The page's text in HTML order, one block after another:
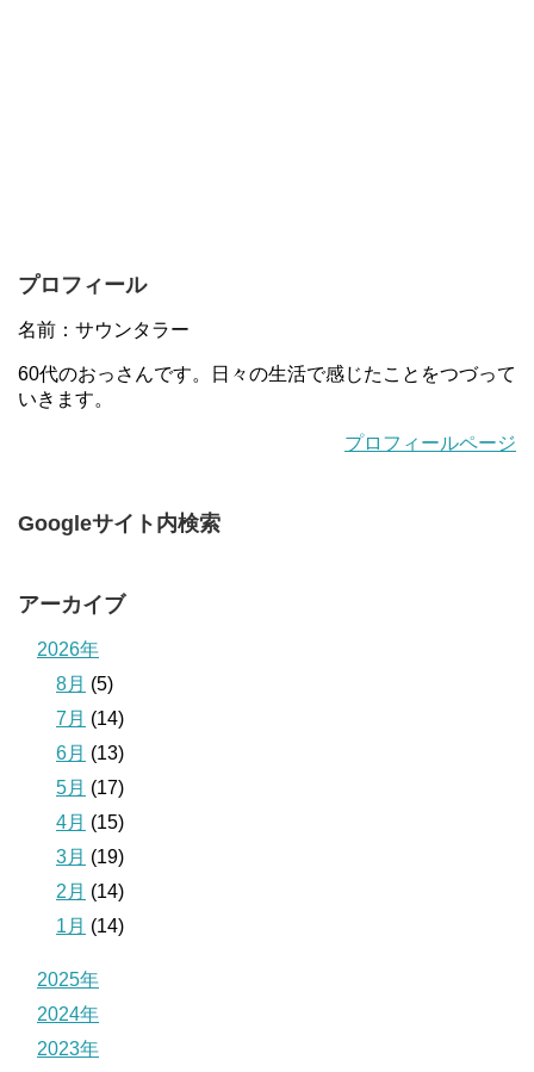
プロフィール
名前：サウンタラー
60代のおっさんです。日々の生活で感じたことをつづって
いきます。
プロフィールページ
Googleサイト内検索
アーカイブ
2026年
8月 (5)
7月 (14)
6月 (13)
5月 (17)
4月 (15)
3月 (19)
2月 (14)
1月 (14)
2025年
2024年
2023年